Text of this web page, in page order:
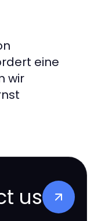
eine
wir
us